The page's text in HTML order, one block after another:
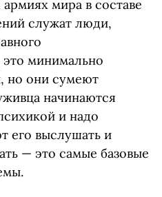
мира в составе
служат люди,
это минимально
но они сумеют
начинаются
и надо
его выслушать и
— это самые базовые